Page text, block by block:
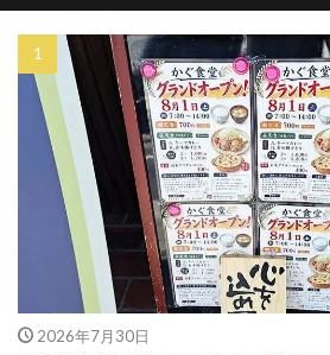
2026年7月30日